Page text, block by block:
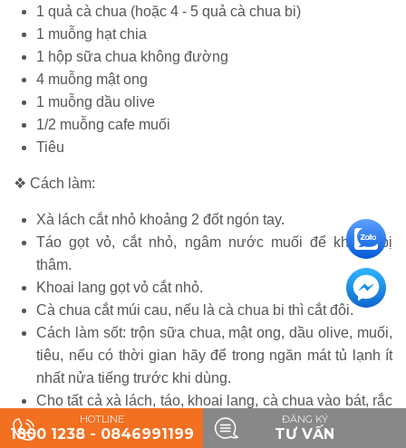
1 quả cà chua (hoặc 4 - 5 quả cà chua bi)
1 muỗng hạt chia
1 hộp sữa chua không đường
4 muỗng mật ong
1 muỗng dầu olive
1/2 muỗng cafe muối
Tiêu
❖ Cách làm:
Xà lách cắt nhỏ khoảng 2 đốt ngón tay.
Táo gọt vỏ, cắt nhỏ, ngâm nước muối để không bị
thâm.
Khoai lang gọt vỏ cắt nhỏ.
Cà chua cắt múi cau, nếu là cà chua bi thì cắt đôi.
Cách làm sốt: trộn sữa chua, mật ong, dầu olive, muối,
tiêu, nếu có thời gian hãy để trong ngăn mát tủ lạnh ít
nhất nửa tiếng trước khi dùng.
Cho tất cả xà lách, táo, khoai lang, cà chua vào bát, rắc
thêm một muỗng hạt chia rồi rưới sốt lên.
HOTLINE
1800 1238 - 0846991199
ĐĂNG KÝ
TƯ VẤN